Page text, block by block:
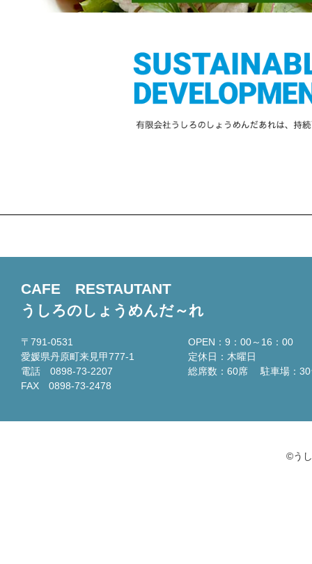
CAFE RESTAUTANT
うしろのしょうめんだ～れ
〒791-0531
愛媛県丹原町来見甲777-1
電話 0898-73-2207
FAX 0898-73-2478
OPEN：9：00～16：00
定休日：木曜日
総席数：60席 駐車場：30
©う